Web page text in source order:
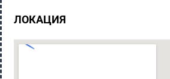
ЛОКАЦИЯ